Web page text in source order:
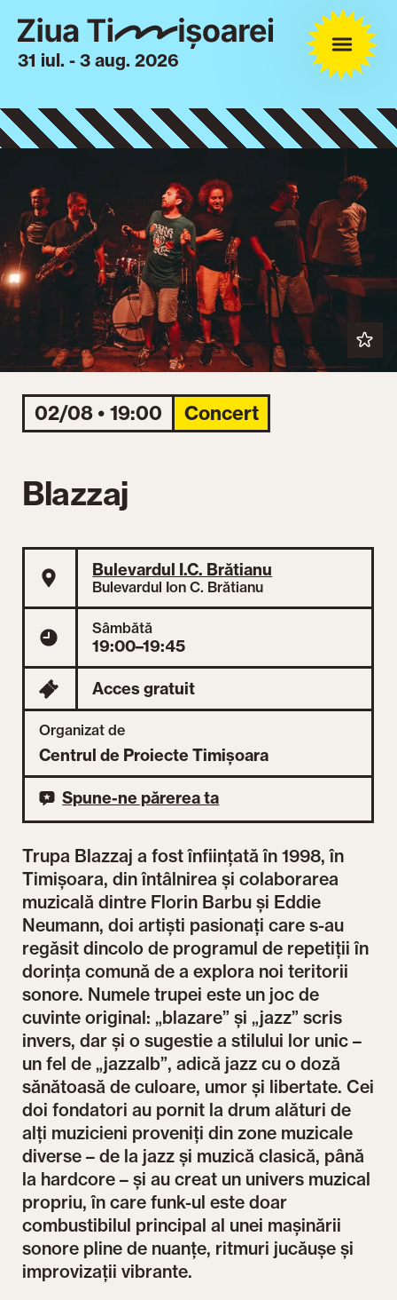
31 iul. - 3 aug. 2026
02/08 • 19:00 Concert
Trupa Blazzaj a fost înființată în 1998, în
Timișoara, din întâlnirea și colaborarea
muzicală dintre Florin Barbu și Eddie
Neumann, doi artiști pasionați care s-au
regăsit dincolo de programul de repetiții în
dorința comună de a explora noi teritorii
sonore. Numele trupei este un joc de
cuvinte original: „blazare” și „jazz” scris
invers, dar și o sugestie a stilului lor unic –
un fel de „jazzalb”, adică jazz cu o doză
sănătoasă de culoare, umor și libertate. Cei
doi fondatori au pornit la drum alături de
alți muzicieni proveniți din zone muzicale
diverse – de la jazz și muzică clasică, până
la hardcore – și au creat un univers muzical
propriu, în care funk-ul este doar
combustibilul principal al unei mașinării
sonore pline de nuanțe, ritmuri jucăușe și
improvizații vibrante.
Blazzaj
Bulevardul I.C. Brătianu
Bulevardul Ion C. Brătianu
Sâmbătă
19:00–19:45
Acces gratuit
Organizat de
Centrul de Proiecte Timișoara
Spune-ne părerea ta